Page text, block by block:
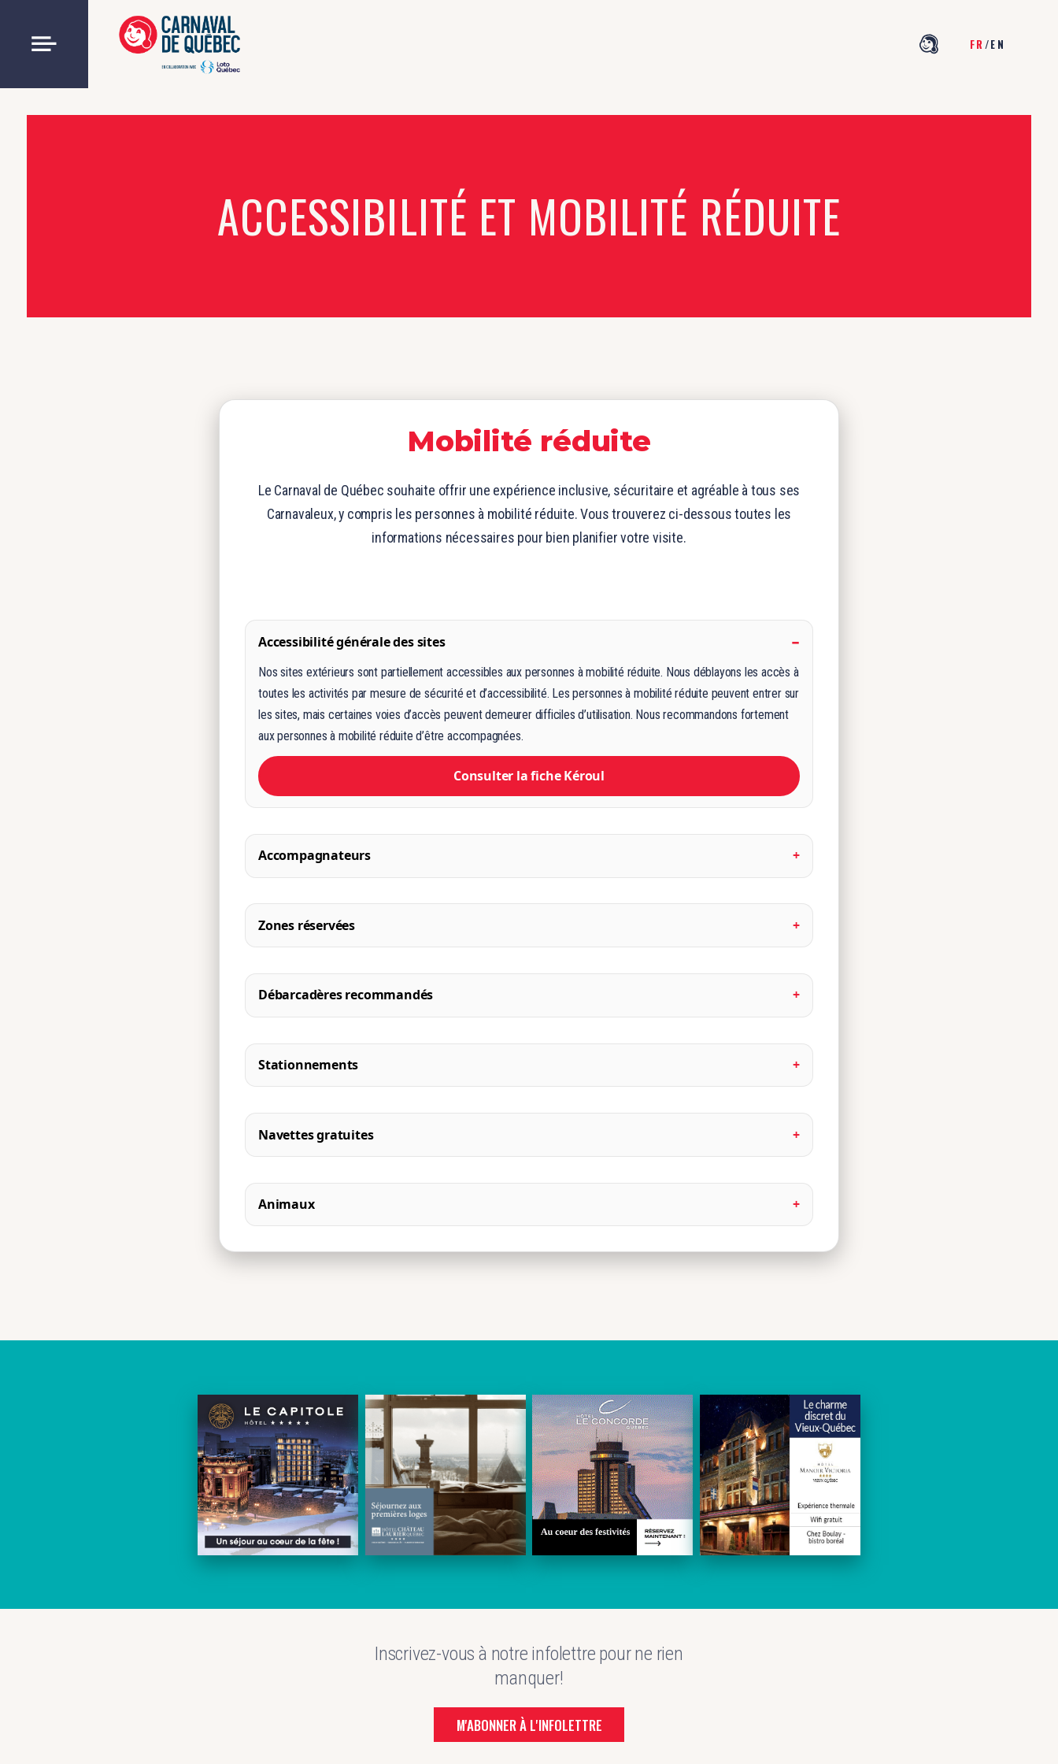
FR/EN
ACCESSIBILITÉ ET MOBILITÉ RÉDUITE
Mobilité réduite
Le Carnaval de Québec souhaite offrir une expérience inclusive, sécuritaire et agréable à tous ses
Carnavaleux, y compris les personnes à mobilité réduite. Vous trouverez ci-dessous toutes les
informations nécessaires pour bien planifier votre visite.
Accessibilité générale des sites
Nos sites extérieurs sont partiellement accessibles aux personnes à mobilité réduite. Nous déblayons les accès à
toutes les activités par mesure de sécurité et d’accessibilité. Les personnes à mobilité réduite peuvent entrer sur
les sites, mais certaines voies d’accès peuvent demeurer difficiles d’utilisation. Nous recommandons fortement
aux personnes à mobilité réduite d’être accompagnées.
Consulter la fiche Kéroul
Accompagnateurs
Zones réservées
Débarcadères recommandés
Stationnements
Navettes gratuites
Animaux
Inscrivez-vous à notre infolettre pour ne rien
manquer!
M'ABONNER À L'INFOLETTRE